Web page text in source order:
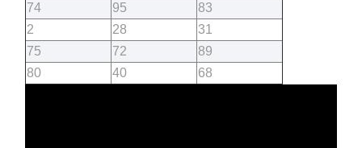
74
95
83
2
28
31
75
72
89
80
40 68